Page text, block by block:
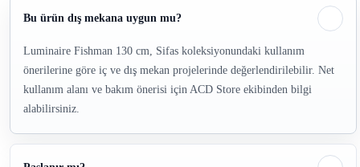
Bu ürün dış mekana uygun mu?
Luminaire Fishman 130 cm, Sifas koleksiyonundaki kullanım
önerilerine göre iç ve dış mekan projelerinde değerlendirilebilir. Net
kullanım alanı ve bakım önerisi için ACD Store ekibinden bilgi
alabilirsiniz.